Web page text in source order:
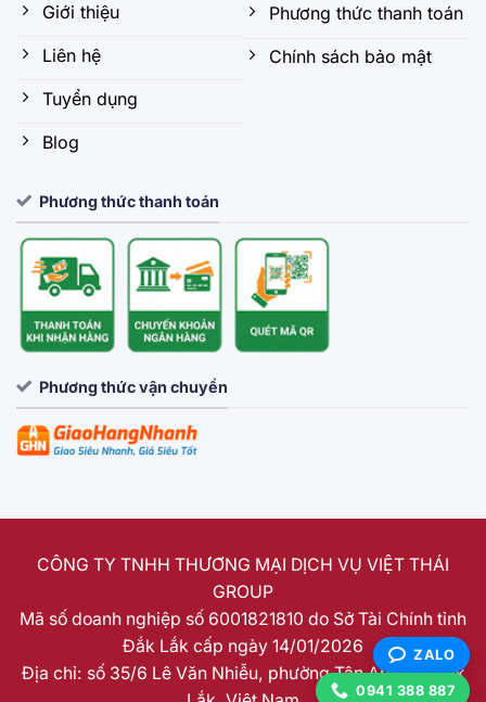
Giới thiệu
Liên hệ
Tuyển dụng
Blog
Phương thức thanh toán
Chính sách bảo mật
Phương thức thanh toán
Phương thức vận chuyển
CÔNG TY TNHH THƯƠNG MẠI DỊCH VỤ VIỆT THÁI
GROUP
Mã số doanh nghiệp số 6001821810 do Sở Tài Chính tỉnh
Đắk Lắk cấp ngày 14/01/2026
Địa chỉ: số 35/6 Lê Văn Nhiễu, phường Tân An, tỉnh Đắk
ZALO
0941 388 887